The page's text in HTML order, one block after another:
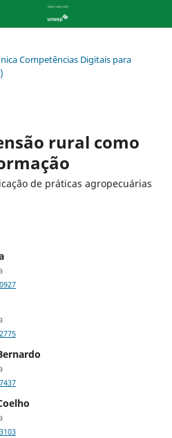
Competências Digitais para
rural como
de práticas agropecuárias